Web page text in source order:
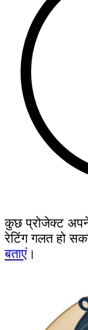
कुछ प्रोजेक्ट
रेटिंग गलत हो
बताएं ।